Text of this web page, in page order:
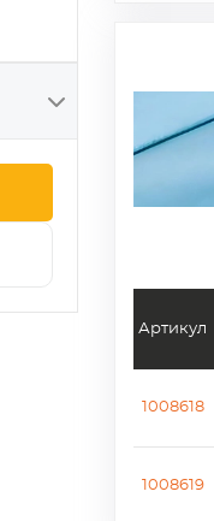
Артикул
1008618
1008619